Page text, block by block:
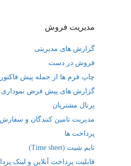
مدیریت فروش
گزارش های مدیریتی
فروش در دست
چاپ فرم ها از جمله پیش فاکتور
گزارش های پیش فرض نموداری
پرتال مشتریان
مدیریت تامین کنندگان و
پرداخت ها
تایم شیت (Time sheet)
قابلیت پرداخت آنلاین و لینک